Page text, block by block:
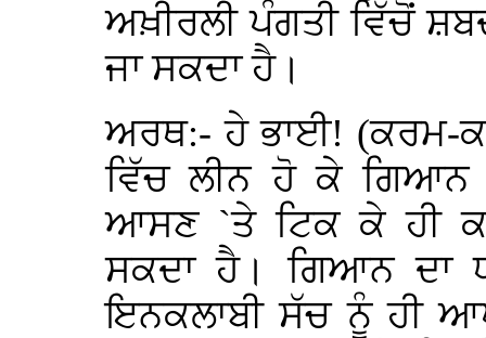
ਅਖ਼ੀਰਲੀ ਪੰਗਤੀ ਵਿੱਚੋਂ
ਜਾ ਸਕਦਾ ਹੈ।
ਅਰਥ:- ਹੇ ਭਾਈ! (ਕਰਮ-
ਵਿੱਚ ਲੀਨ ਹੋ ਕੇ ਗਿਆਨ
ਆਸਣ `ਤੇ ਟਿਕ ਕੇ ਹੀ
ਸਕਦਾ ਹੈ। ਗਿਆਨ ਦਾ
ਇਨਕਲਾਬੀ ਸੱਚ ਨੂੰ ਹੀ